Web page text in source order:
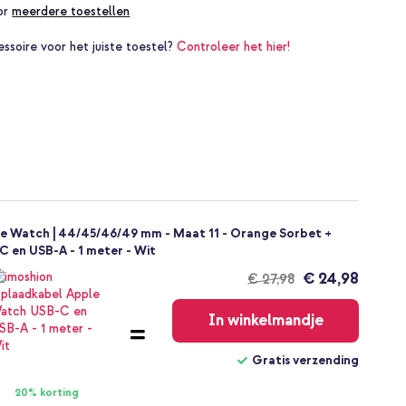
meerdere toestellen
voor het juiste toestel?Controleer het hier!
Watch | 44/45/46/49 mm - Maat 11 - Orange Sorbet +
en USB-A - 1 meter - Wit
20% korting
€ 27,98
verzending
€ 24,98
In winkelmandje
Gratis verzending